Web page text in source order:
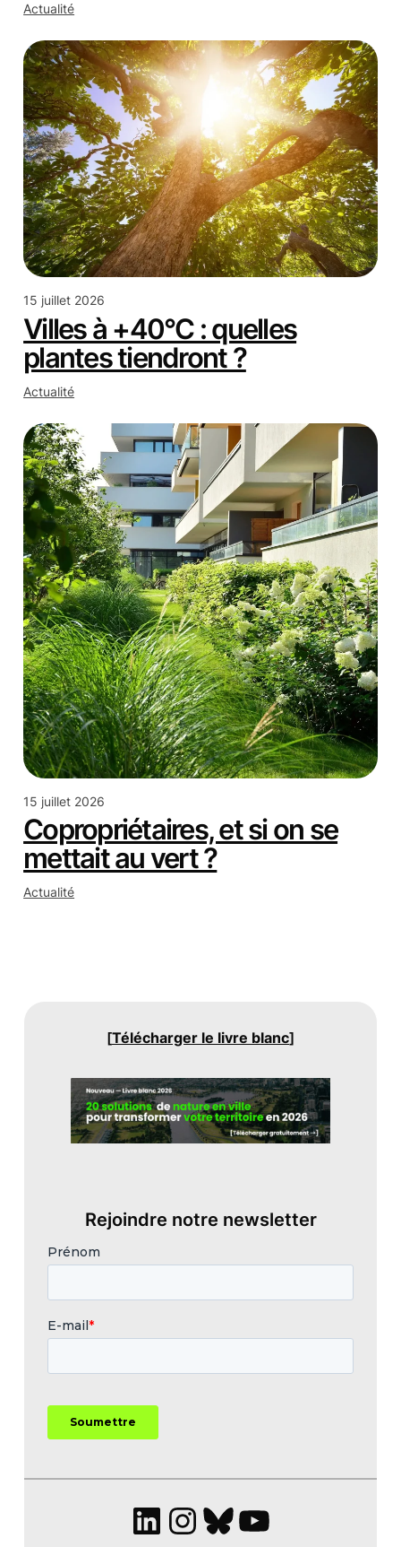
Actualité
15 juillet 2026
Villes à +40°C : quelles
plantes tiendront ?
Actualité
15 juillet 2026
Copropriétaires, et si on se
mettait au vert ?
Actualité
[Télécharger le livre blanc]
Rejoindre notre newsletter
LinkedIn
Instagram
BlueskyYouTube